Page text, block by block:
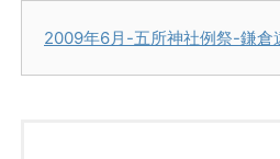
2009年6月-五所神社例祭-鎌倉